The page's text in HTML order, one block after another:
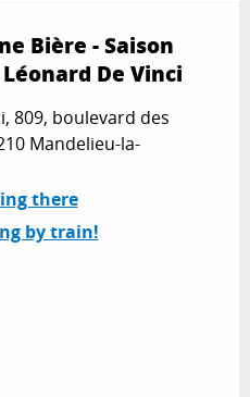
Bière - Saison
Léonard De Vinci
809, boulevard des
Mandelieu-la-
there
by train!